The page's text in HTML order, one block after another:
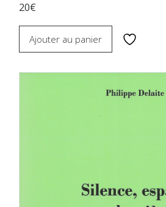
20€
Ajouter au panier